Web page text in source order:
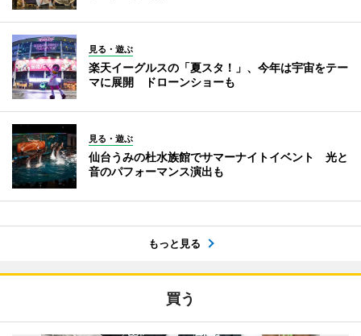
見る・遊ぶ
楽天イーグルスの「夏スタ！」、今年は宇宙をテー
マに展開 ドローンショーも
見る・遊ぶ
仙台うみの杜水族館でサマーナイトイベント 光と
音のパフォーマンス演出も
もっと見る
買う